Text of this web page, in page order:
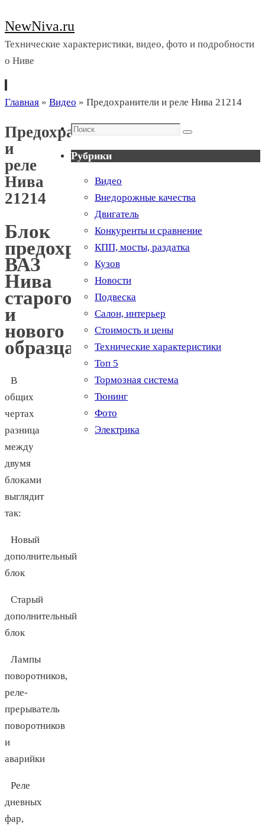
NewNiva.ru
Технические характеристики, видео, фото и подробности
о Ниве
Перейти
содержимому
Главная » Видео » Предохранители и реле Нива 21214
Предохранители
и
реле
Нива
21214
Блок
предохранителей
ВАЗ
Нива
старого
и
нового
образца
В
общих
чертах
разница
между
двумя
блоками
выглядит
так:
Новый
дополнительный
блок
Старый
дополнительный
блок
Лампы
поворотников,
реле-
прерыватель
поворотников
и
аварийки
Реле
дневных
фар,
Поиск
Поиск
Рубрики
Видео
Внедорожные качества
Двигатель
Конкуренты и сравнение
КПП, мосты, раздатка
Кузов
Новости
Подвеска
Салон, интерьер
Стоимость и цены
Технические характеристики
Топ 5
Тормозная система
Тюнинг
Фото
Электрика